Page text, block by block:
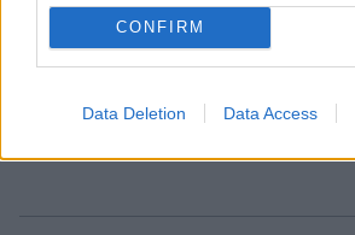
CONFIRM
Data Deletion Data Access
Ο εφιάλτης των drones πάνω από την
Ευρώπη: Ποιος «χαρτογραφεί» βάσεις,